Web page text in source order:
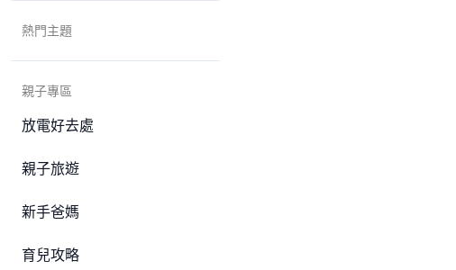
熱門主題
親子專區
放電好去處
親子旅遊
新手爸媽
育兒攻略